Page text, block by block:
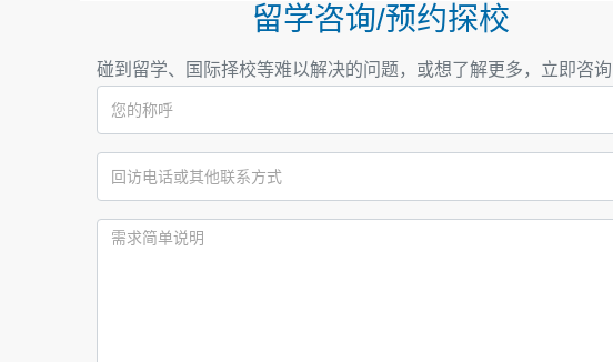
留学咨询/预约探校
碰到留学、国际择校等难以解决的问题，或想了解更多，立即咨